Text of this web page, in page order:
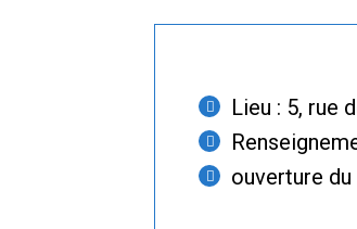
Lieu : 5, rue
ouverture